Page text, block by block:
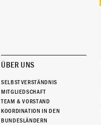
ÜBER UNS
SELBSTVERSTÄNDNIS
MITGLIEDSCHAFT
TEAM & VORSTAND
KOORDINATION IN DEN
BUNDESLÄNDERN